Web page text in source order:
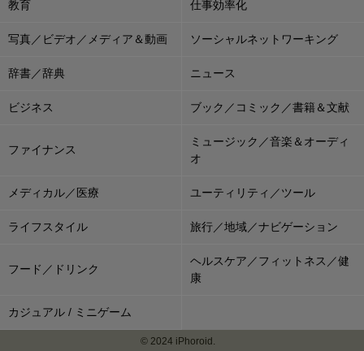
教育 仕事効率化
写真／ビデオ／メディア＆動画 ソーシャルネットワーキング
辞書／辞典 ニュース
ビジネス ブック／コミック／書籍＆文献
ファイナンス
ミュージック／音楽＆オーディ
オ
メディカル／医療 ユーティリティ／ツール
ライフスタイル 旅行／地域／ナビゲーション
フード／ドリンク
ヘルスケア／フィットネス／健
康
カジュアル / ミニゲーム
© 2024 iPhoroid.